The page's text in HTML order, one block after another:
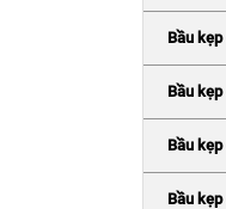
Bầu
Bầu
Bầu
Bầu